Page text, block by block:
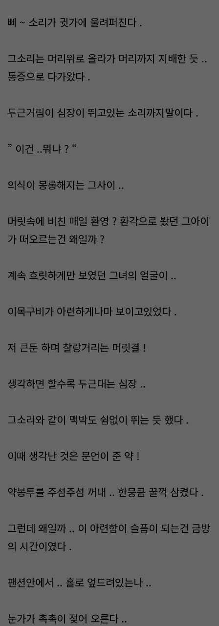
삐 ~ 소리가 귓가에 울려퍼진다 .
그소리는 머리위로 올라가 머리까지 지배한 듯 ..
통증으로 다가왔다 .
두근거림이 심장이 뛰고있는 소리까지말이다 .
” 이건 ..뭐냐 ? “
의식이 몽롱해지는 그사이 ..
머릿속에 비친 매일 환영 ? 환각으로 봤던 그아이
가 떠오르는건 왜일까 ?
계속 흐릿하게만 보였던 그녀의 얼굴이 ..
이목구비가 아련하게나마 보이고있었다 .
저 큰둔 하며 찰랑거리는 머릿결 !
생각하면 할수록 두근대는 심장 ..
그소리와 같이 맥박도 쉼없이 뛰는 듯 했다 .
이때 생각난 것은 문언이 준 약 !
약봉투를 주섬주섬 꺼내 .. 한뭉큼 꿀꺽 삼켰다 .
그런데 왜일까 .. 이 아련함이 슬픔이 되는건 금방
의 시간이였다 .
팬션안에서 .. 홀로 엎드려있는나 ..
눈가가 촉촉이 젖어 오른다 ..